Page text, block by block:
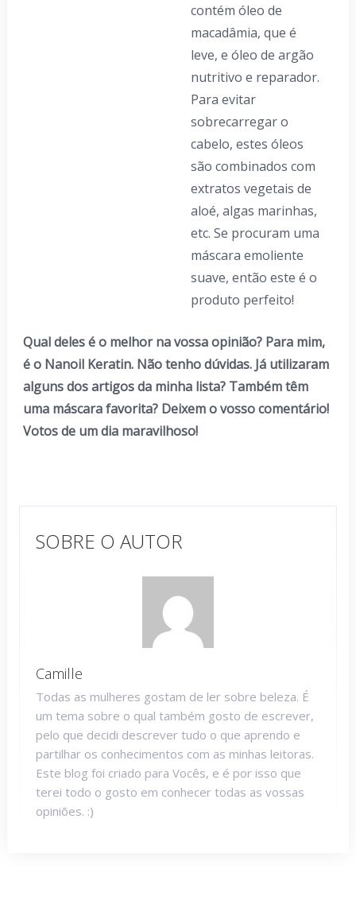
contém óleo de
macadâmia, que é
leve, e óleo de argão
nutritivo e reparador.
Para evitar
sobrecarregar o
cabelo, estes óleos
são combinados com
extratos vegetais de
aloé, algas marinhas,
etc. Se procuram uma
máscara emoliente
suave, então este é o
produto perfeito!
Qual deles é o melhor na vossa opinião? Para mim,
é o Nanoil Keratin. Não tenho dúvidas. Já utilizaram
alguns dos artigos da minha lista? Também têm
uma máscara favorita? Deixem o vosso comentário!
Votos de um dia maravilhoso!
SOBRE O AUTOR
Camille
Todas as mulheres gostam de ler sobre beleza. É
um tema sobre o qual também gosto de escrever,
pelo que decidi descrever tudo o que aprendo e
partilhar os conhecimentos com as minhas leitoras.
Este blog foi criado para Vocês, e é por isso que
terei todo o gosto em conhecer todas as vossas
opiniões. :)